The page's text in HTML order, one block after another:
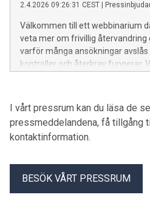
2.4.2026 09:26:31 CEST
Välkommen till ett webbinarium
veta mer om frivillig återvandring
varför många ansökningar
kontroller och återkrav fungerar.
utbetalningar. Du får också
Migrationsverkets expert.
I vårt pressrum kan du läsa de
pressmeddelandena, få tillgång
kontaktinformation.
BESÖK VÅRT PRESSRUM